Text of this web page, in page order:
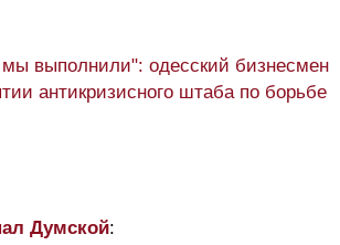
выполнили": одесский бизнесмен
антикризисного штаба по борьбе
Думской: